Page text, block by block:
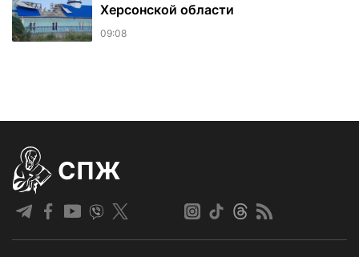
Херсонской области
09:08
СПЖ